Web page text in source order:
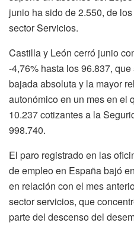
junio ha sido de 2.550, de
sector Servicios.
Castilla y León cerró junio
-4,76% hasta los 96.837,
bajada absoluta y la mayor
autonómico en un mes en el
10.237 cotizantes a la
998.740.
El paro registrado en las
de empleo en España bajó
en relación con el mes
sector servicios, que
parte del descenso del